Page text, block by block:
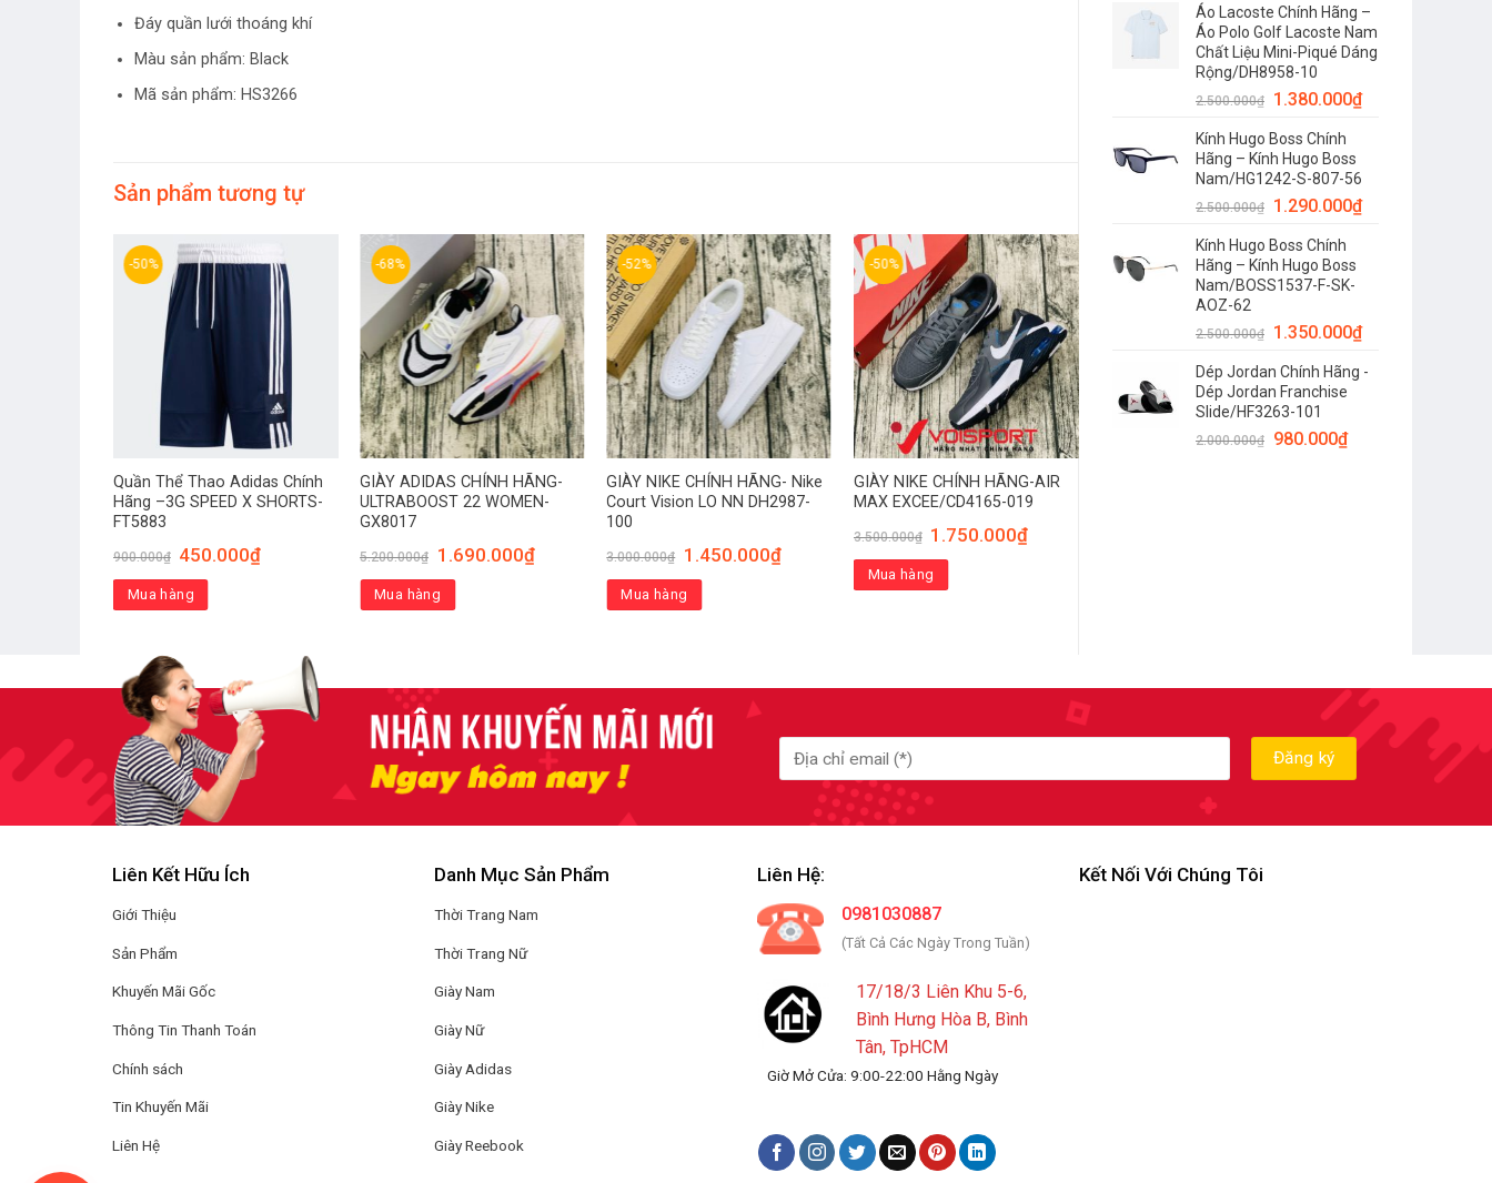
Áo Lacoste Chính Hãng –
Áo Polo Golf Lacoste Nam
Chất Liệu Mini-Piqué Dáng
Rộng/DH8958-10
2.500.000₫ 1.380.000₫
Kính Hugo Boss Chính
Hãng – Kính Hugo Boss
Nam/HG1242-S-807-56
2.500.000₫ 1.290.000₫
Kính Hugo Boss Chính
Hãng – Kính Hugo Boss
Nam/BOSS1537-F-SK-
AOZ-62
2.500.000₫ 1.350.000₫
Dép Jordan Chính Hãng -
Dép Jordan Franchise
Slide/HF3263-101
2.000.000₫ 980.000₫
Đáy quần lưới thoáng khí
Màu sản phẩm: Black
Mã sản phẩm: HS3266
Sản phẩm tương tự
-50%
Quần Thể Thao Adidas Chính
Hãng –3G SPEED X SHORTS-
FT5883
900.000₫ 450.000₫
Mua hàng
-68%
GIÀY ADIDAS CHÍNH HÃNG-
ULTRABOOST 22 WOMEN-
GX8017
5.200.000₫ 1.690.000₫
Mua hàng
-52%
GIÀY NIKE CHÍNH HÃNG- Nike
Court Vision LO NN DH2987-
100
3.000.000₫ 1.450.000₫
Mua hàng
-50%
GIÀY NIKE CHÍNH HÃNG-AIR
MAX EXCEE/CD4165-019
3.500.000₫ 1.750.000₫
Mua hàng
Liên Kết Hữu Ích
Giới Thiệu
Sản Phẩm
Khuyến Mãi Gốc
Thông Tin Thanh Toán
Chính sách
Tin Khuyến Mãi
Liên Hệ
Danh Mục Sản Phẩm
Thời Trang Nam
Thời Trang Nữ
Giày Nam
Giày Nữ
Giày Adidas
Giày Nike
Giày Reebook
Liên Hệ:
0981030887
(Tất Cả Các Ngày Trong Tuần)
17/18/3 Liên Khu 5-6,
Bình Hưng Hòa B, Bình
Tân, TpHCM
Giờ Mở Cửa: 9:00-22:00 Hằng Ngày
Kết Nối Với Chúng Tôi